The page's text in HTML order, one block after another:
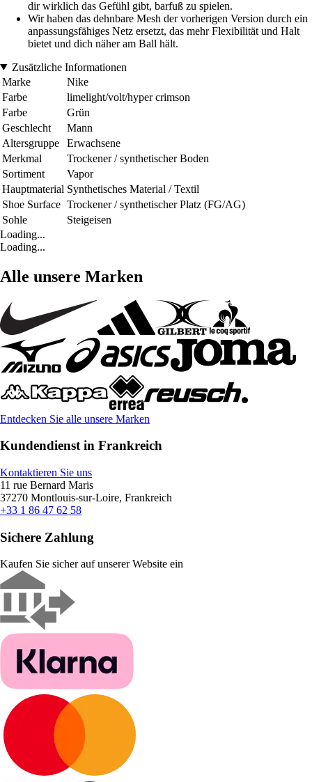
dir wirklich das Gefühl gibt, barfuß zu spielen.
Wir haben das dehnbare Mesh der vorherigen Version durch ein
anpassungsfähiges Netz ersetzt, das mehr Flexibilität und Halt
bietet und dich näher am Ball hält.
Zusätzliche Informationen
Marke
Nike
Farbe
limelight/volt/hyper crimson
Farbe
Grün
Geschlecht
Mann
Altersgruppe
Erwachsene
Merkmal
Trockener / synthetischer Boden
Sortiment
Vapor
Hauptmaterial Synthetisches Material / Textil
Shoe Surface Trockener / synthetischer Platz (FG/AG)
Sohle
Steigeisen
Loading...
Loading...
Alle unsere Marken
Entdecken Sie alle unsere Marken
Kundendienst in Frankreich
Kontaktieren Sie uns
11 rue Bernard Maris
37270 Montlouis-sur-Loire, Frankreich
+33 1 86 47 62 58
Sichere Zahlung
Kaufen Sie sicher auf unserer Website ein